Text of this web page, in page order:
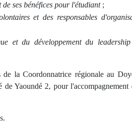
ses bénéfices pour l'étudiant;
et des responsables
et du développement du
la Coordonnatrice régionale au
Yaoundé 2, pour l'accompagnement